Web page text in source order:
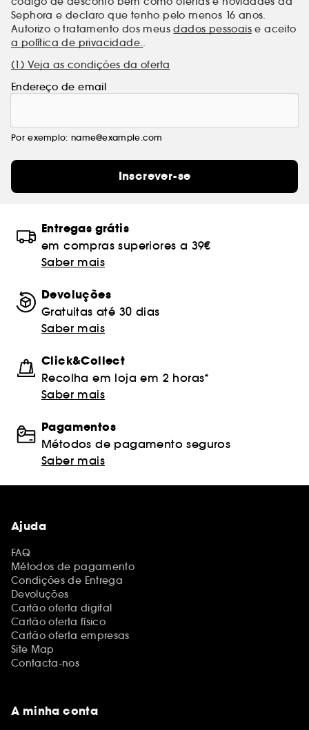
Sephora e declaro que tenho pelo menos 16 anos.
Autorizo o tratamento dos meusdados pessoais e aceito
a política de privacidade..
(1) Veja as condições da oferta
Endereço de email
Por exemplo: name@example.com
Inscrever-se
Entregas grátis
em compras superiores a 39€
Saber mais
Devoluções
Gratuitas até 30 dias
Saber mais
Click&Collect
Recolha em loja em 2 horas*
Saber mais
Pagamentos
Métodos de pagamento seguros
Saber mais
Ajuda
FAQ
Métodos de pagamento
Condições de Entrega
Devoluções
Cartão oferta digital
Cartão oferta físico
Cartão oferta empresas
Site Map
Contacta-nos
A minha conta